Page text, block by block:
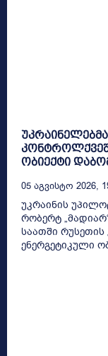
კონტროლქვეშ
ობიექტი
05 Აგვისტო 2026,
უკრაინის
რობერტ
საათში
ენერგეტიკული